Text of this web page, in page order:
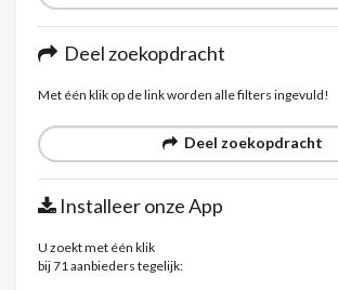
Deel zoekopdracht
Met één klik op de link worden alle filters ingevuld!
Deel zoekopdracht
Installeer onze App
U zoekt met één klik
bij 71 aanbieders tegelijk: